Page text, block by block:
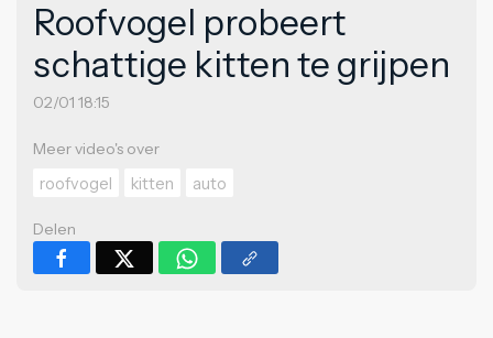
Roofvogel probeert
schattige kitten te grijpen
02/01 18:15
Meer video's over
roofvogel
kitten auto
Delen